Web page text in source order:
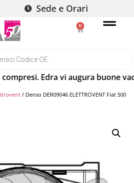
Sede e Orari
0
Edra vi augura buone
/ Denso DER09046 ELETTROVENT Fiat 500